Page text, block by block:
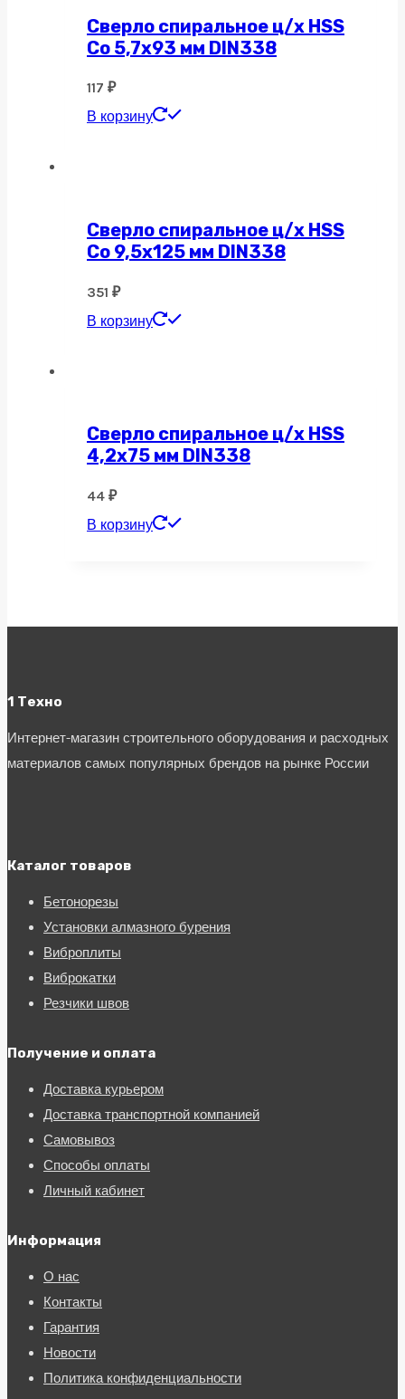
Сверло спиральное ц/х HSS
Co 5,7х93 мм DIN338
117 ₽
В корзину
Сверло спиральное ц/х HSS
Co 9,5х125 мм DIN338
351 ₽
В корзину
Сверло спиральное ц/х HSS
4,2х75 мм DIN338
44 ₽
В корзину
1 Техно
Интернет-магазин строительного оборудования и расходных
материалов самых популярных брендов на рынке России
Каталог товаров
Бетонорезы
Установки алмазного бурения
Виброплиты
Виброкатки
Резчики швов
Получение и оплата
Доставка курьером
Доставка транспортной компанией
Самовывоз
Способы оплаты
Личный кабинет
Информация
О нас
Контакты
Гарантия
Новости
Политика конфиденциальности